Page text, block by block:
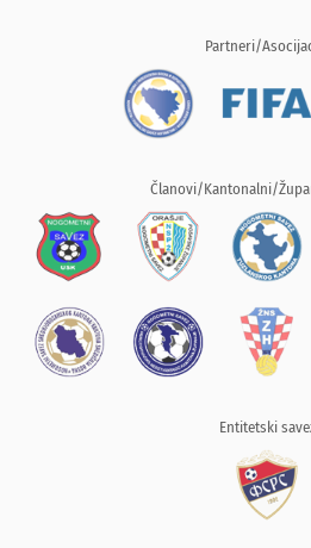
Partneri/
Članovi/Kantonalni/
Entitetski